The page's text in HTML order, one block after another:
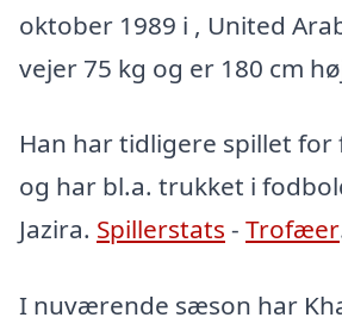
oktober 1989 i , United
vejer 75 kg og er 180 cm
Han har tidligere spillet for
og har bl.a. trukket i
Jazira. Spillerstats - Trofæer
I nuværende sæson har